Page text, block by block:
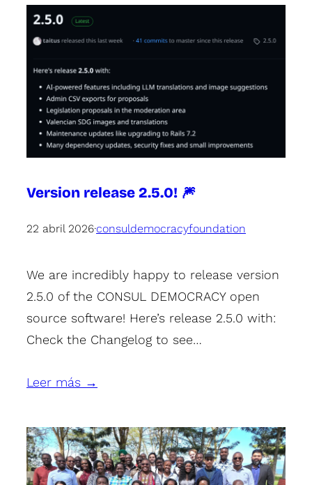
Version release 2.5.0! 🎆
22 abril 2026·consuldemocracyfoundation
We are incredibly happy to release version
2.5.0 of the CONSUL DEMOCRACY open
source software! Here’s release 2.5.0 with:
Check the Changelog to see…
Leer más →